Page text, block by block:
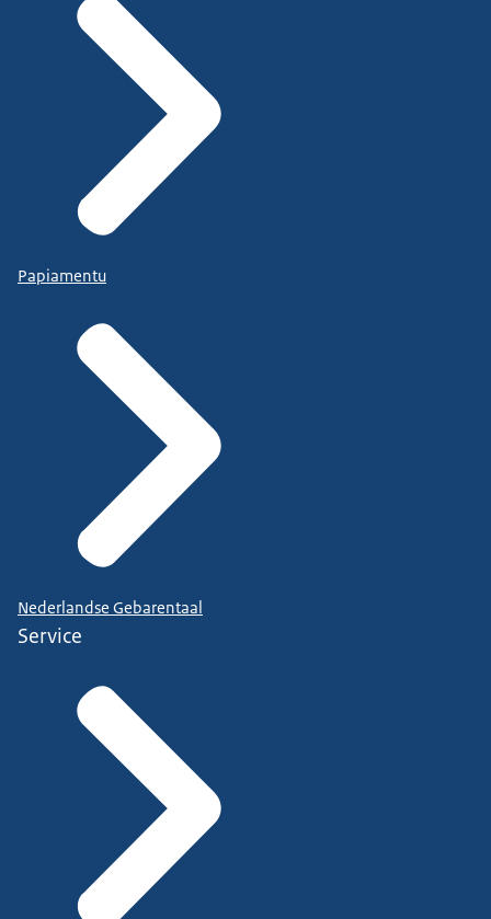
Papiamentu
Nederlandse Gebarentaal
Service